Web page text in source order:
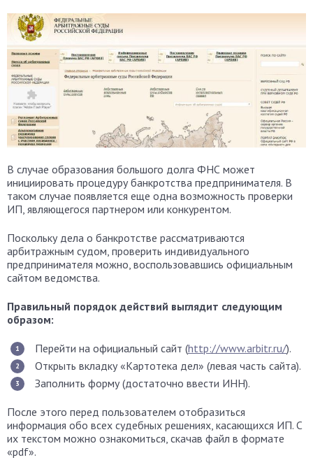
В случае образования большого долга ФНС может
инициировать процедуру банкротства предпринимателя. В
таком случае появляется еще одна возможность проверки
ИП, являющегося партнером или конкурентом.
Поскольку дела о банкротстве рассматриваются
арбитражным судом, проверить индивидуального
предпринимателя можно, воспользовавшись официальным
сайтом ведомства.
Правильный порядок действий выглядит следующим
образом:
Перейти на официальный сайт (http://www.arbitr.ru/).
Открыть вкладку «Картотека дел» (левая часть сайта).
Заполнить форму (достаточно ввести ИНН).
После этого перед пользователем отобразиться
информация обо всех судебных решениях, касающихся ИП. С
их текстом можно ознакомиться, скачав файл в формате
«pdf».